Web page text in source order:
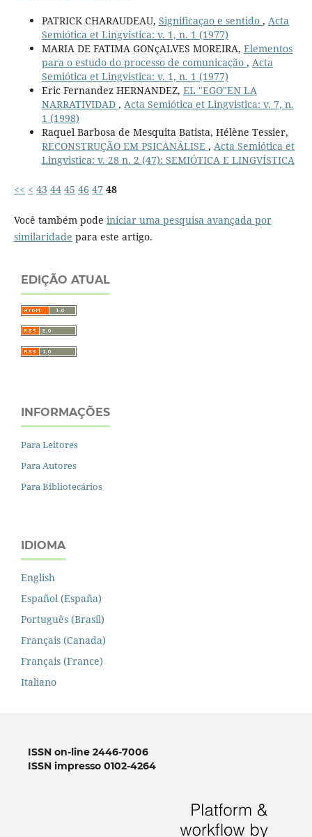
PATRICK CHARAUDEAU, Significaçao e sentido , Acta
Semiótica et Lingvistica: v. 1, n. 1 (1977)
MARIA DE FATIMA GONçALVES MOREIRA, Elementos
para o estudo do processo de comunicação , Acta
Semiótica et Lingvistica: v. 1, n. 1 (1977)
Eric Fernandez HERNANDEZ, EL "EGO"EN LA
NARRATIVIDAD , Acta Semiótica et Lingvistica: v. 7, n.
1 (1998)
Raquel Barbosa de Mesquita Batista, Hélène Tessier,
RECONSTRUÇÃO EM PSICANÁLISE , Acta Semiótica et
Lingvistica: v. 28 n. 2 (47): SEMIÓTICA E LINGVÍSTICA
<< < 43 44 45 46 47 48
Você também pode iniciar uma pesquisa avançada por
similaridade para este artigo.
EDIÇÃO ATUAL
INFORMAÇÕES
Para Leitores
Para Autores
Para Bibliotecários
IDIOMA
English
Español (España)
Português (Brasil)
Français (Canada)
Français (France)
Italiano
ISSN on-line 2446-7006
ISSN impresso 0102-4264